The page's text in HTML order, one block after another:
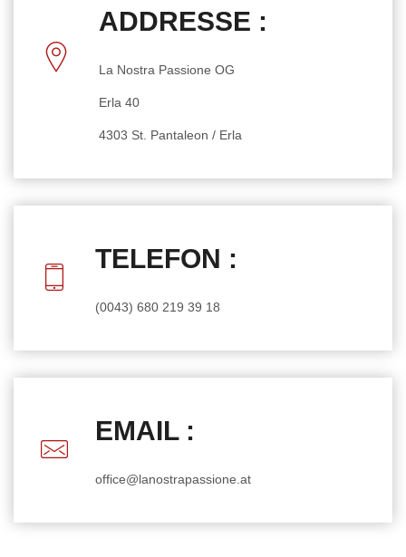
ADDRESSE :
La Nostra Passione OG
Erla 40
4303 St. Pantaleon / Erla
TELEFON :
(0043) 680 219 39 18
EMAIL :
office@lanostrapassione.at